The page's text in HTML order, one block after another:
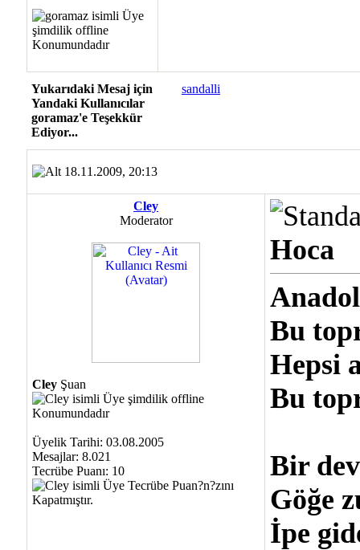
Yukarıdaki Mesaj için
Yandaki Kullanıcılar
goramaz'e Teşekkür
Ediyor...
sandalli
18.11.2009, 20:13
Cley
Moderator
Cley Şuan
Üyelik Tarihi: 03.08.2005
Mesajlar: 8.021
Tecrübe Puanı: 10
Hoca
Bu
Hepsi
Bu
Bir
Göğe
İpe